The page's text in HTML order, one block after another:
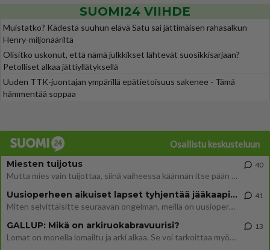
SUOMI24 VIIHDE
Muistatko? Kädestä suuhun elävä Satu sai jättimäisen rahasalkun
Henry-miljonääriltä
Olisitko uskonut, että nämä julkkikset lähtevät suosikkisarjaan?
Petolliset alkaa jättiyllätyksellä
Uuden TTK-juontajan ympärillä epätietoisuus sakenee - Tämä
hämmentää soppaa
Osallistu keskusteluun
Miesten tuijotus
Mutta mies vain tuijottaa, siinä vaiheessa käännän itse pään pois. Mikä juttu? Yleensä jos joku tuijottaa tai katsoo, hä
40
Uusioperheen aikuiset lapset tyhjentää jääkaapin käydessään
Miten selvittäisitte seuraavan ongelman, meillä on uusioperhe, minulla teini-ikäiset lapset ja puolisolla aikuiset, jotk
41
GALLUP: Mikä on arkiruokabravuurisi?
Lomat on monella lomailtu ja arki alkaa. Se voi tarkoittaa myös sitä, että grillailut on grillattu ja palataan arjen ruo
13